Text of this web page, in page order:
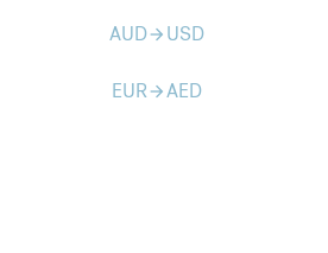
AUDarrow_forward USD
EURarrow_forwardAED